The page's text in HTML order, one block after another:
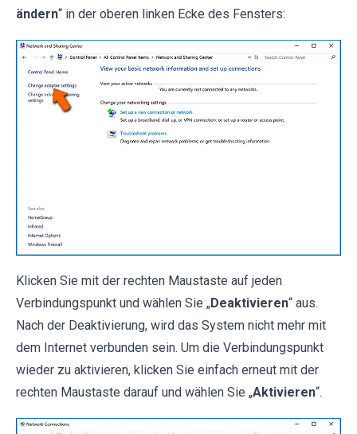
ändern“ in der oberen linken Ecke des Fensters:
Klicken Sie mit der rechten Maustaste auf jeden
Verbindungspunkt und wählen Sie „Deaktivieren“ aus.
Nach der Deaktivierung, wird das System nicht mehr mit
dem Internet verbunden sein. Um die Verbindungspunkt
wieder zu aktivieren, klicken Sie einfach erneut mit der
rechten Maustaste darauf und wählen Sie „Aktivieren“.